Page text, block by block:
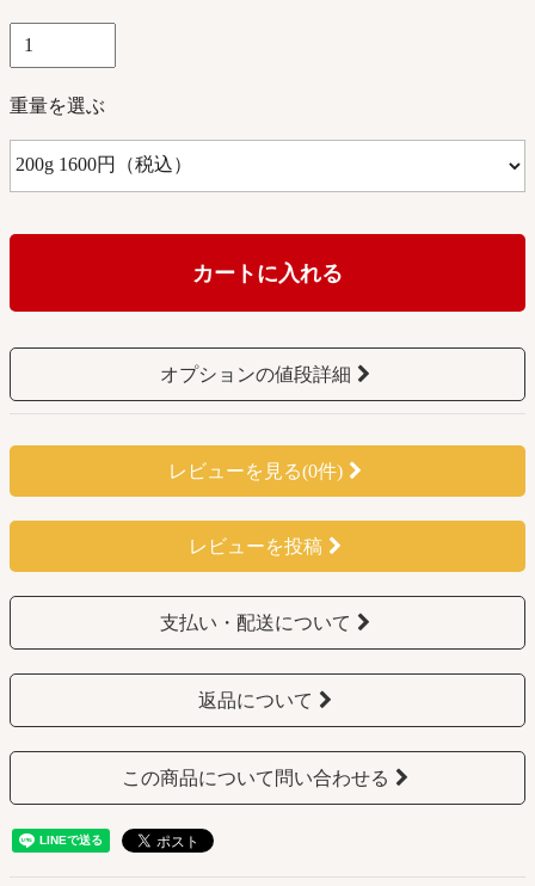
重量を選ぶ
カートに入れる
オプションの値段詳細
レビューを見る(0件)
レビューを投稿
支払い・配送について
返品について
この商品について問い合わせる